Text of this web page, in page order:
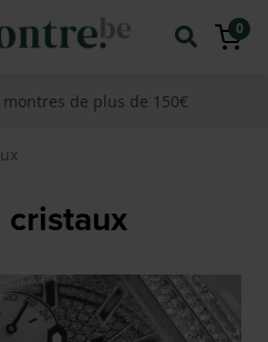
0
de plus de 150€
cristaux